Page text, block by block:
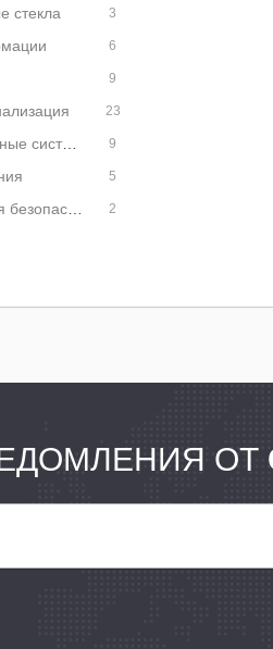
стекла 3
6
9
23
Противопожарные системы 9
5
Экономическая безопасность 2
ОТ